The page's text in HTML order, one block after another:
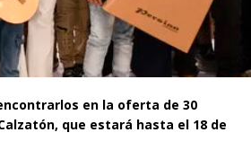
en la oferta de 30
que estará hasta el 18 de